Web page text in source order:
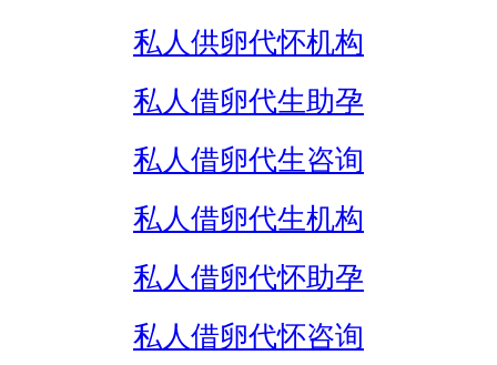
私人供卵代怀机构
私人借卵代生助孕
私人借卵代生咨询
私人借卵代生机构
私人借卵代怀助孕
私人借卵代怀咨询